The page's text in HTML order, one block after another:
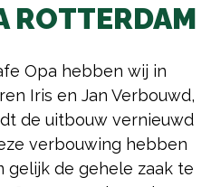
ROTTERDAM
Opa hebben wij in
Iris en Jan Verbouwd,
de uitbouw vernieuwd
verbouwing hebben
gelijk de gehele zaak te